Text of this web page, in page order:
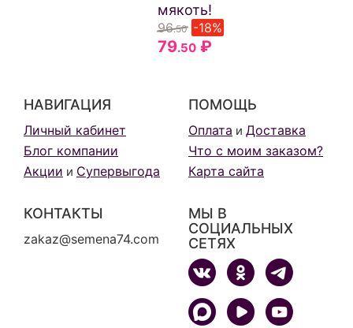
мякоть!
96.50 -18%
79.50 ₽
НАВИГАЦИЯ
Личный кабинет
Блог компании
Акции и Супервыгода
ПОМОЩЬ
Оплата и Доставка
Что с моим заказом?
Карта сайта
КОНТАКТЫ
zakaz@semena74.com
МЫ В
СОЦИАЛЬНЫХ
СЕТЯХ